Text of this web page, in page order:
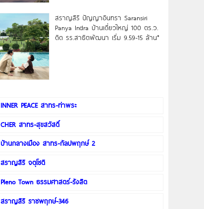
สราญสิริ ปัญญาอินทรา Saransiri
Panya Indra บ้านเดี่ยวใหญ่ 100 ตร.ว.
ดิด รร.สาธิตพัฒนา เริ่ม 9.59-15 ล้าน*
INNER PEACE สาทร-ท่าพระ
CHER สาทร-สุขสวัสดิ์
บ้านกลางเมือง สาทร-กัลปพฤกษ์ 2
สราญสิริ จตุโชติ
Pleno Town ธรรมศาสตร์-รังสิต
สราญสิริ ราชพฤกษ์-346